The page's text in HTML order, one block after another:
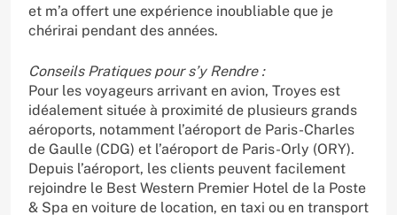
et m’a offert une expérience inoubliable que je
chérirai pendant des années.
Conseils Pratiques pour s’y Rendre :
Pour les voyageurs arrivant en avion, Troyes est
idéalement située à proximité de plusieurs grands
aéroports, notamment l’aéroport de Paris-Charles
de Gaulle (CDG) et l’aéroport de Paris-Orly (ORY).
Depuis l’aéroport, les clients peuvent facilement
rejoindre le Best Western Premier Hotel de la Poste
& Spa en voiture de location, en taxi ou en transport